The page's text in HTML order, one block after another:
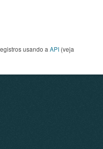
usando a API (veja